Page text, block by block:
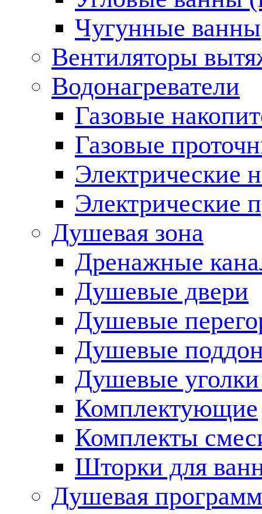
Чугунные ванны
Вентиляторы
Водонагреватели
Газовые
Газовые
Электрические
Электрические
Душевая зона
Дренажные
Душевые двери
Душевые
Душевые
Душевые
Комплектующие
Комплекты
Шторки для
Душевая